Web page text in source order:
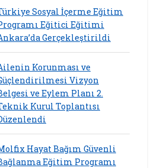
Sosyal İçerme Eğitim
Eğitici Eğitimi
Gerçekleştirildi
Korunması ve
Vizyon
ve Eylem Planı 2.
Kurul Toplantısı
Hayat Bağım Güvenli
Eğitim Programı